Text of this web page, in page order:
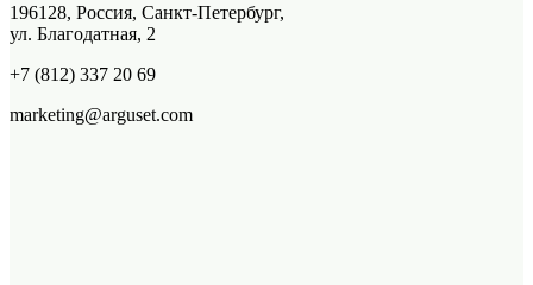
196128, Россия, Санкт-Петербург,
ул. Благодатная, 2
+7 (812) 337 20 69
marketing@arguset.com